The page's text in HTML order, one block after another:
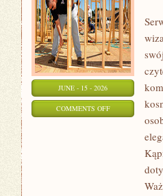
JUNE - 15 - 2026
COMMENTS OFFON